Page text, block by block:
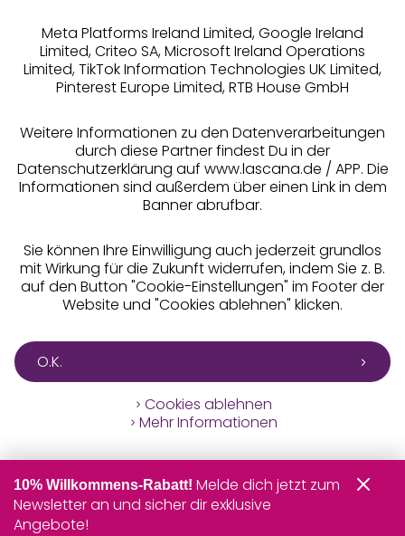
Alle Preise inkl. MwSt., zzgl.
Versandkosten
Meta Platforms Ireland Limited, Google Ireland
Limited, Criteo SA, Microsoft Ireland Operations
Limited, TikTok Information Technologies UK Limited,
Pinterest Europe Limited, RTB House GmbH
Weitere Informationen zu den Datenverarbeitungen
durch diese Partner findest Du in der
Datenschutzerklärung auf www.lascana.de / APP. Die
Informationen sind außerdem über einen Link in dem
Banner abrufbar.
Sie können Ihre Einwilligung auch jederzeit grundlos
mit Wirkung für die Zukunft widerrufen, indem Sie z. B.
auf den Button "Cookie-Einstellungen" im Footer der
Website und "Cookies ablehnen" klicken.
O.K.
Cookies ablehnen
Mehr Informationen
10% Willkommens-Rabatt! Melde dich jetzt zum
Newsletter an und sicher dir exklusive
Angebote!